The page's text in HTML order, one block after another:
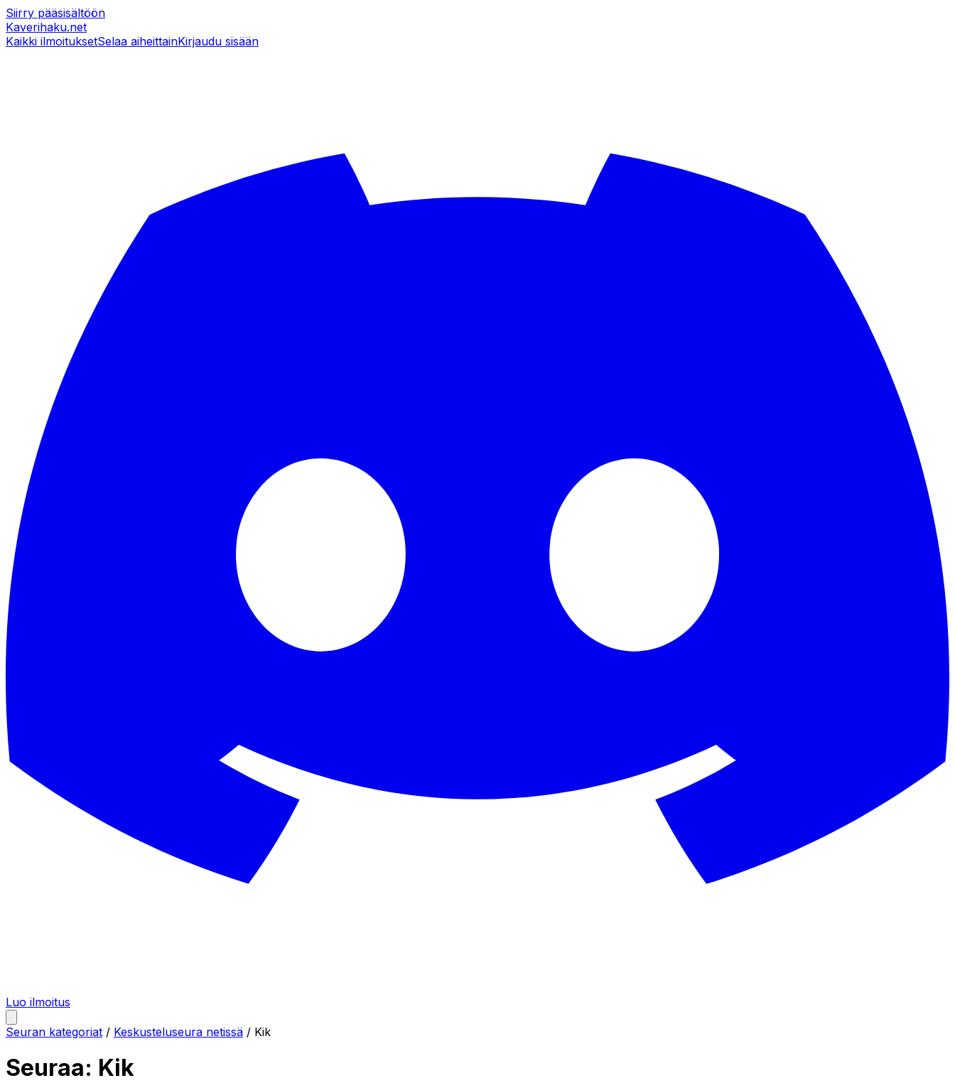
Siirry pääsisältöön
Kaverihaku.net
Kaikki ilmoituksetSelaa aiheittainKirjaudu sisään
Luo ilmoitus
Seuran kategoriat / Keskusteluseura netissä / Kik
Seuraa: Kik